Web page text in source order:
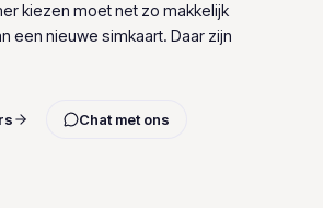
kiezen moet net zo makkelijk
een nieuwe simkaart. Daar zijn
Chat met ons